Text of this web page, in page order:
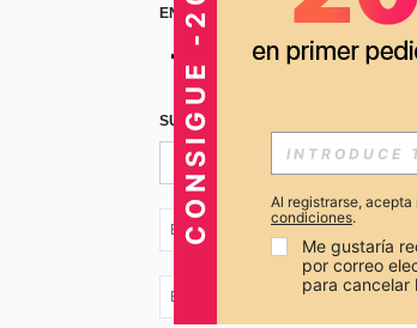
ENCUÉNTRANOS EN
SUSCRÍBETE PARA RECIBIR
EC + 593
EC + 593
CONSIGUE -20% Al registrarse, acepta
condiciones.
Me gustaría
por correo
para cancelar